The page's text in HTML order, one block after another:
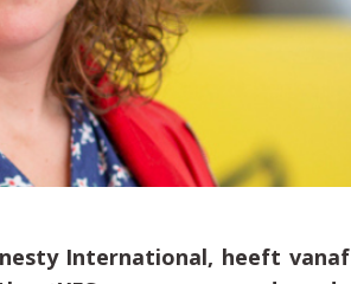
International, heeft vanaf